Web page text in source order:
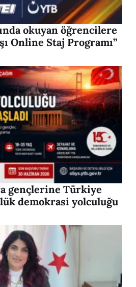
okuyan öğrencilere
Online Staj Programı”
gençlerine Türkiye
demokrasi yolculuğu